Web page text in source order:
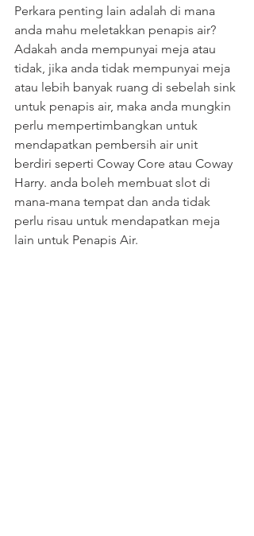
Perkara penting lain adalah di mana
anda mahu meletakkan penapis air?
Adakah anda mempunyai meja atau
tidak, jika anda tidak mempunyai meja
atau lebih banyak ruang di sebelah sink
untuk penapis air, maka anda mungkin
perlu mempertimbangkan untuk
mendapatkan pembersih air unit
berdiri seperti Coway Core atau Coway
Harry. anda boleh membuat slot di
mana-mana tempat dan anda tidak
perlu risau untuk mendapatkan meja
lain untuk Penapis Air.